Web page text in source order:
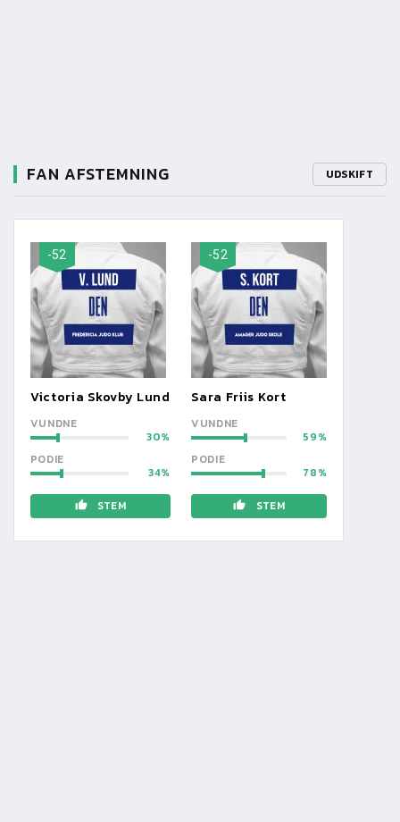
FAN AFSTEMNING UDSKIFT
-52
Victoria Skovby Lund
VUNDNE
30
PODIE
34
STEM
-52
Sara Friis Kort
VUNDNE
59
PODIE
78
STEM